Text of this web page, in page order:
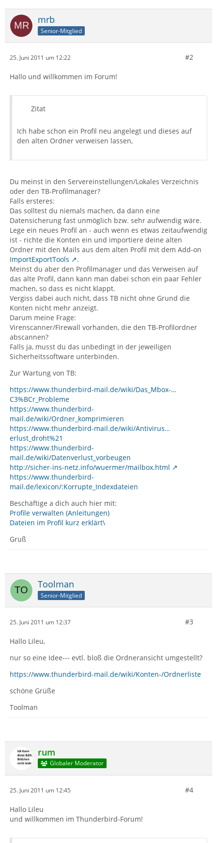
mrb
Senior-Mitglied
25. Juni 2011 um 12:22 #2
Hallo und willkommen im Forum!
Zitat
Ich habe schon ein Profil neu angelegt und dieses auf
den alten Ordner verweisen lassen,
Du meinst in den Servereinstellungen/Lokales Verzeichnis
oder den TB-Profilmanager?
Falls ersteres:
Das solltest du niemals machen, da dann eine
Datensicherung fast unmöglich bzw. sehr aufwendig wäre.
Lege ein neues Profil an - auch wenn es etwas zeitaufwendig
ist - richte die Konten ein und importiere deine alten
Ordner mit den Mails aus dem alten Profil mit dem Add-on
ImportExportTools
.
Meinst du aber den Profilmanager und das Verweisen auf
das alte Profil, dann kann man dabei schon ein paar Fehler
machen, so dass es nicht klappt.
Vergiss dabei auch nicht, dass TB nicht ohne Grund die
Konten nicht mehr anzeigt.
Darum meine Frage:
Virenscanner/Firewall vorhanden, die den TB-Profilordner
abscannen?
Falls ja, musst du das unbedingt in der jeweiligen
Sicherheitssoftware unterbinden.
Zur Wartung von TB:
https://www.thunderbird-mail.de/wiki/Das_Mbox-…
C3%BCr_Probleme
https://www.thunderbird-
mail.de/wiki/Ordner_komprimieren
https://www.thunderbird-mail.de/wiki/Antivirus…
erlust_droht%21
https://www.thunderbird-
mail.de/wiki/Datenverlust_vorbeugen
http://sicher-ins-netz.info/wuermer/mailbox.html
https://www.thunderbird-
mail.de/lexicon/:Korrupte_Indexdateien
Beschäftige a dich auch hier mit:
Profile verwalten (Anleitungen)
Dateien im Profil kurz erklärt\
Gruß
Toolman
Senior-Mitglied
25. Juni 2011 um 12:37 #3
Hallo Lileu,
nur so eine Idee--- evtl. bloß die Ordneransicht umgestellt?
https://www.thunderbird-mail.de/wiki/Konten-/Ordnerliste
schöne Grüße
Toolman
rum
Globaler Moderator
25. Juni 2011 um 12:45 #4
Hallo Lileu
und willkommen im Thunderbird-Forum!